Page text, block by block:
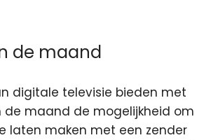
de maand
digitale televisie bieden met
de maand de mogelijkheid om
laten maken met een zender